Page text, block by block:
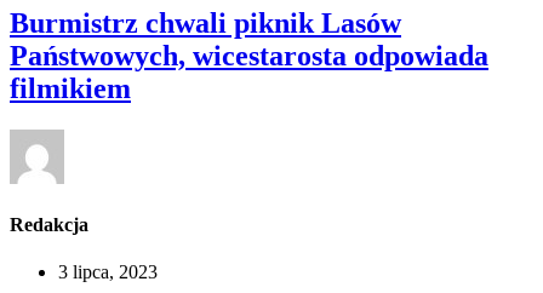
Burmistrz chwali piknik Lasów
Państwowych, wicestarosta odpowiada
filmikiem
Redakcja
3 lipca, 2023